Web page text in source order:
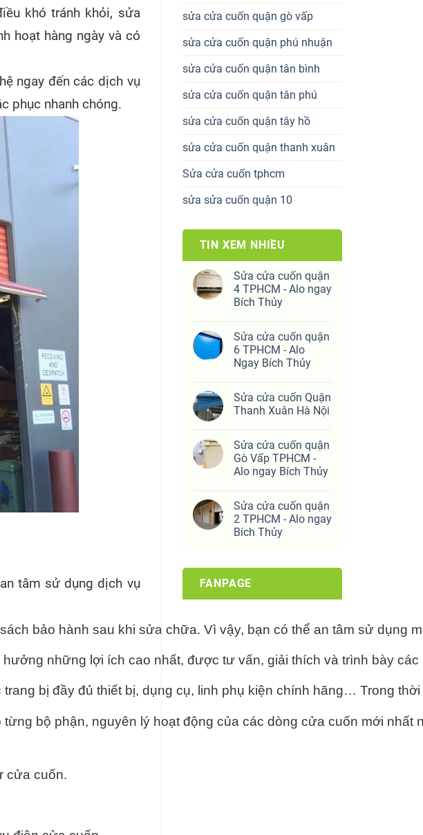
khó tránh khỏi, sửa
hoạt hàng ngày và có
ngay đến các dịch vụ
phục nhanh chóng.
tâm sử dụng dịch vụ
bảo hành sau khi sửa chữa. Vì vậy, bạn có thể an tâm sử dụng
những lợi ích cao nhất, được tư vấn, giải thích và trình bày
bị đầy đủ thiết bị, dụng cụ, linh phụ kiện chính hãng… Trong
bộ phận, nguyên lý hoạt động của các dòng cửa cuốn mới
cửa cuốn.
sửa cửa cuốn quận gò vấp
sửa cửa cuốn quận phú nhuận
sửa cửa cuốn quận tân bình
sửa cửa cuốn quận tân phú
sửa cửa cuốn quận tây hồ
sửa cửa cuốn quận thanh xuân
Sửa cửa cuốn tphcm
sửa sửa cuốn quận 10
TIN XEM NHIỀU
Sửa cửa cuốn quận
4 TPHCM - Alo ngay
Bích Thủy
Sửa cửa cuốn quận
6 TPHCM - Alo
Ngay Bích Thủy
Sửa cửa cuốn Quận
Thanh Xuân Hà Nội
Sửa cửa cuốn quận
Gò Vấp TPHCM -
Alo ngay Bích Thủy
Sửa cửa cuốn quận
2 TPHCM - Alo ngay
Bích Thủy
FANPAGE